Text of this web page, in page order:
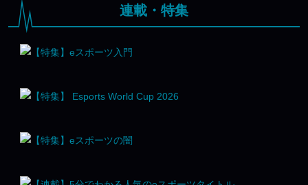
連載・特集